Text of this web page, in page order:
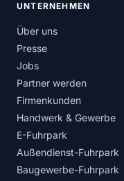
UNTERNEHMEN
Über uns
Presse
Jobs
Partner werden
Firmenkunden
Handwerk & Gewerbe
E-Fuhrpark
Außendienst-Fuhrpark
Baugewerbe-Fuhrpark